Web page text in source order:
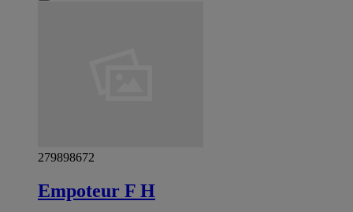
279898672
Empoteur F H